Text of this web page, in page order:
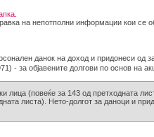
на непотполни информации кои се
данок на доход и придонеси од
- за објавените долгови по основ на
лица (повеќе за 143 од претходната
листа). Нето-долгот за даноци и